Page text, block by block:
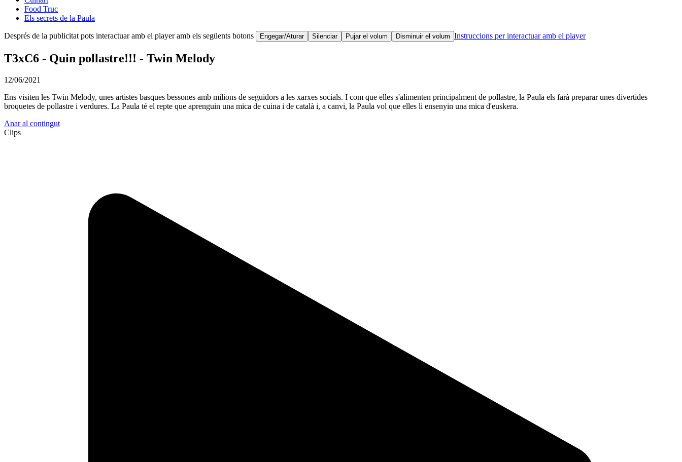
Food Truc
Els secrets de la Paula
Després de la publicitat pots interactuar amb el player amb els següents botons Engegar/Aturar Silenciar Pujar el volum Disminuir el volum Instruccions per interactuar amb el player
T3xC6 - Quin pollastre!!! - Twin Melody
12/06/2021
Ens visiten les Twin Melody, unes artistes basques bessones amb milions de seguidors a les xarxes socials. I com que elles s'alimenten principalment de pollastre, la Paula els farà preparar unes divertides
broquetes de pollastre i verdures. La Paula té el repte que aprenguin una mica de cuina i de català i, a canvi, la Paula vol que elles li ensenyin una mica d'euskera.
Anar al contingut
Clips